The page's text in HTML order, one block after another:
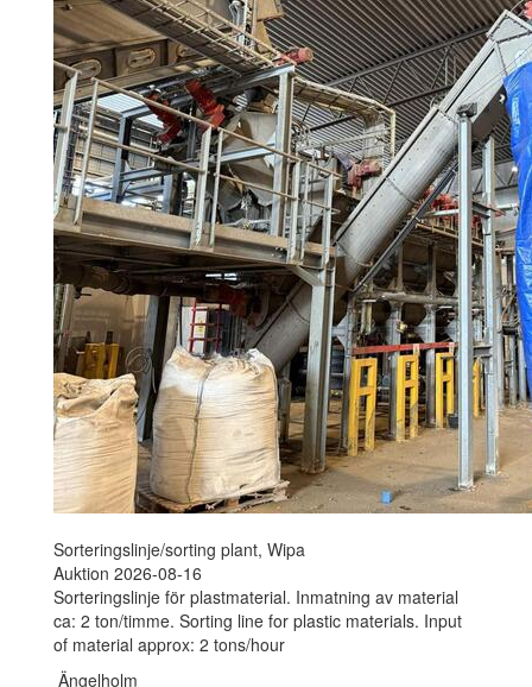
Sorteringslinje/sorting plant, Wipa
Auktion 2026-08-16
Sorteringslinje för plastmaterial. Inmatning av material
ca: 2 ton/timme. Sorting line for plastic materials. Input
of material approx: 2 tons/hour
Ängelholm